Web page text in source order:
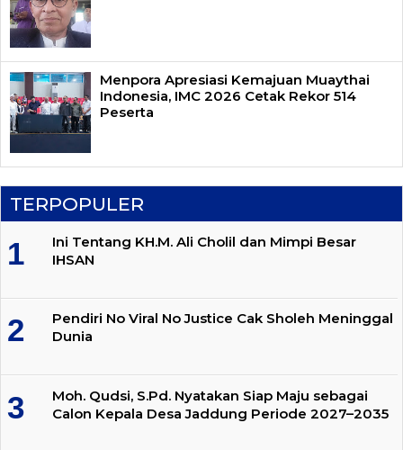
Menpora Apresiasi Kemajuan Muaythai
Indonesia, IMC 2026 Cetak Rekor 514
Peserta
TERPOPULER
Ini Tentang KH.M. Ali Cholil dan Mimpi Besar
IHSAN
Pendiri No Viral No Justice Cak Sholeh Meninggal
Dunia
Moh. Qudsi, S.Pd. Nyatakan Siap Maju sebagai
Calon Kepala Desa Jaddung Periode 2027–2035